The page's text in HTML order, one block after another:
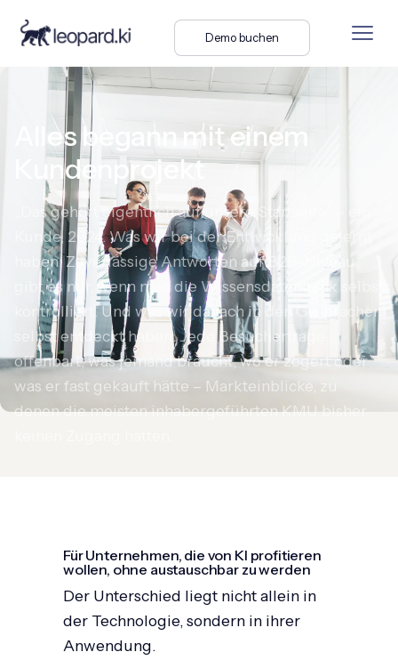
Demo buchen
Alles begann mit einem
Kundenprojekt
„Das gehört eigentlich auf unsere Startseite“ – ein
Kunde, 2024. Was wir bei der Entwicklung gelernt
haben: Zuverlässige Antworten auf B2B-Niveau
gibt es nur, wenn man die Wissensdatenbank selbst
kontrolliert. Und was wir danach in den Gesprächen
selbst entdeckt haben: Jede Besucherfrage
offenbart, was jemand braucht, wo er zögert oder
was er fast gekauft hätte – Markteinblicke, zu
denen die meisten inhabergeführten KMU bisher
Für Unternehmen, die von KI profitieren
wollen, ohne austauschbar zu werden
Der Unterschied liegt nicht allein in
der Technologie, sondern in ihrer
Anwendung.